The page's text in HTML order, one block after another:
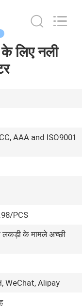
लिए नली
AAA and ISO9001
PCS
लकड़ी के मामले अच्छी
WeChat, Alipay